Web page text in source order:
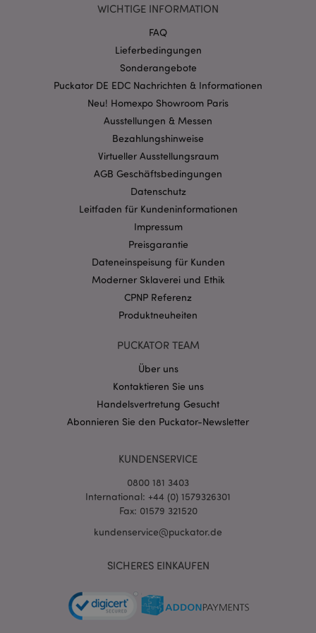
WICHTIGE INFORMATION
FAQ
Lieferbedingungen
Sonderangebote
Puckator DE EDC Nachrichten & Informationen
Neu! Homexpo Showroom Paris
Ausstellungen & Messen
Bezahlungshinweise
Virtueller Ausstellungsraum
AGB Geschäftsbedingungen
Datenschutz
Leitfaden für Kundeninformationen
Impressum
Preisgarantie
Dateneinspeisung für Kunden
Moderner Sklaverei und Ethik
CPNP Referenz
Produktneuheiten
PUCKATOR TEAM
Über uns
Kontaktieren Sie uns
Handelsvertretung Gesucht
Abonnieren Sie den Puckator-Newsletter
KUNDENSERVICE
0800 181 3403
International: +44 (0) 1579326301
Fax: 01579 321520
kundenservice@puckator.de
SICHERES EINKAUFEN
mage-cache-storage-section-
invalidation
Adobe Inc.
www.puckator.de
PHPSESSID
PHP.net
.www.puckator.de
mage-cache-sessid
Adobe Inc.
X-Magento-Vary
www.puckator.de
Datenschutzbestimmungen von Google